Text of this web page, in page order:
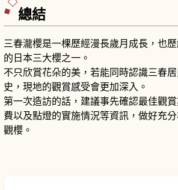
總結
三春瀧櫻是一棵歷經漫長歲月成長，也
的日本三大櫻之一。
不只欣賞花朵的美，若能同時認識三春
史，現地的觀賞感受會更加深入。
第一次造訪的話，建議事先確認最佳觀
費以及點燈的實施情況等資訊，做好充
觀櫻。